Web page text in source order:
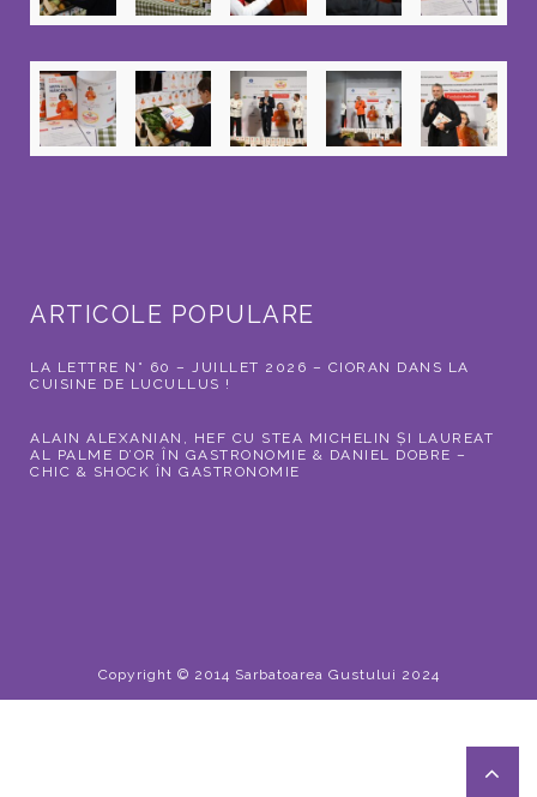
ARTICOLE POPULARE
LA LETTRE N° 60 – JUILLET 2026 – CIORAN DANS LA
CUISINE DE LUCULLUS !
ALAIN ALEXANIAN, HEF CU STEA MICHELIN ȘI LAUREAT
AL PALME D’OR ÎN GASTRONOMIE & DANIEL DOBRE –
CHIC & SHOCK ÎN GASTRONOMIE
Copyright © 2014 Sarbatoarea Gustului 2024